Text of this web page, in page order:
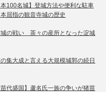
100名城】登城方法や便利な駐車
屈指の観音寺城の歴史
の戦い 茶々の産所となった淀城
集大成と言える大規模城郭の続日
代盛国】蘆名氏一族の争いが猪苗